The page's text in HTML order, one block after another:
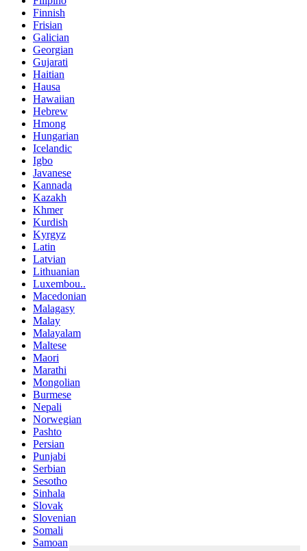
Finnish
Frisian
Galician
Georgian
Gujarati
Haitian
Hausa
Hawaiian
Hebrew
Hmong
Hungarian
Icelandic
Igbo
Javanese
Kannada
Kazakh
Khmer
Kurdish
Kyrgyz
Latin
Latvian
Lithuanian
Luxembou..
Macedonian
Malagasy
Malay
Malayalam
Maltese
Maori
Marathi
Mongolian
Burmese
Nepali
Norwegian
Pashto
Persian
Punjabi
Serbian
Sesotho
Sinhala
Slovak
Slovenian
Somali
Samoan